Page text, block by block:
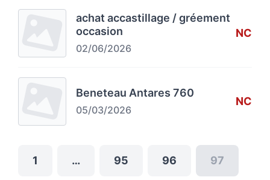
achat accastillage / gréement
occasion
02/06/2026
NC
Beneteau Antares 760
05/03/2026
NC
1 … 95 96 97